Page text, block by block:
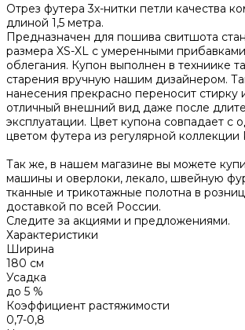
Отрез футера 3х-нитки петли качества
длиной 1,5 метра.
Предназначен для пошива свитшота
размера XS-XL с умеренными
облегания. Купон выполнен в техниике
старения вручную нашим дизайнером.
нанесения прекрасно переносит стирку
отличный внешний вид даже после
эксплуатации. Цвет купона совпадает с
цветом футера из регулярной коллекции
Так же, в нашем магазине вы можете
машины и оверлоки, лекало, швейную
тканные и трикотажные полотна в
доставкой по всей России.
Следите за акциями и предложениями.
Характеристики
Ширина
180 см
Усадка
до 5 %
Коэффициент растяжимости
0,7-0,8